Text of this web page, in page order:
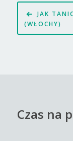
wpisu
JAK
(WŁOCHY)
Czas na